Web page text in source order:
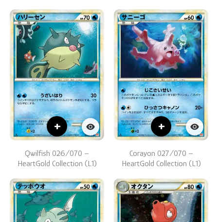
+
Qwilfish 026/070 –
HeartGold Collection (L1)
+
Corayon 027/070 –
HeartGold Collection (L1)